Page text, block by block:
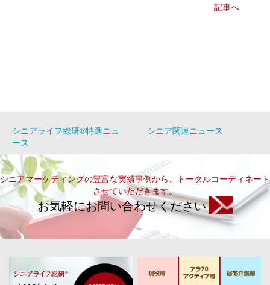
記事へ
シニアライフ総研®特選ニュ
ース
シニア関連ニュース
シニアマーケティングの豊富な実績事例から、トータルコーディネート
させていただきます。
お気軽にお問い合わせください